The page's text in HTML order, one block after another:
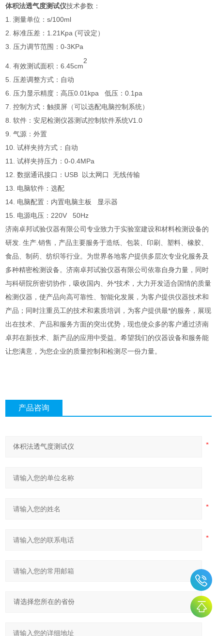
体积法透气度测试仪技术参数：
1. 测量单位：s/100ml
2. 标准压差：1.21Kpa (可设定）
3. 压力调节范围：0-3KPa
4. 有效测试面积：6.45cm
2
5. 压差调整方式：自动
6. 压力显示精度：高压0.01kpa 低压：0.1pa
7. 控制方式：触摸屏（可以选配电脑控制系统）
8. 软件：安尼检测仪器测试控制软件系统V1.0
9. 气源：外置
10. 试样夹持方式：自动
11. 试样夹持压力：0-0.4MPa
12. 数据通讯接口：USB 以太网口 无线传输
13. 电脑软件：选配
14. 电脑配置：内置电脑主板 显示器
15. 电源电压：220V 50Hz
济南卓邦试验仪器有限公司专业致力于实验室建设和材料检测设备的
研发. 生产.销售，产品主要服务于造纸、包装、印刷、塑料、橡胶、
食品、制药、纺织等行业。为世界各地客户提供多层次专业化服务及
多种精密检测设备。济南卓邦试验仪器有限公司依靠自身力量，同时
与科研院所密切协作，吸收国内、外*技术，大力开发适合国情的质量
检测仪器，使产品向高可靠性、智能化发展，为客户提供仪器技术和
产品；同时注重员工的技术和素质培训，为客户提供最*的服务，展现
出在技术、产品和服务方面的突出优势，现也使众多的客户通过济南
卓邦在新技术、新产品的应用中受益。希望我们的仪器设备和服务能
让您满意，为您企业的质量控制和检测尽一份力量。
产品咨询